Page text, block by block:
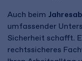
Auch beim
umfassender
Sicherheit schafft.
rechtssicheres